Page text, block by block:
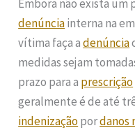
Embora não exista um
denúnciainterna na
vítima faça adenúncia
medidas sejam
prazo para a prescrição
geralmente é de até
indenizaçãopordanos